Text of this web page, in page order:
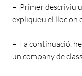
– Primer descriviu
expliqueu el lloc on
– I a continuació,
un company de